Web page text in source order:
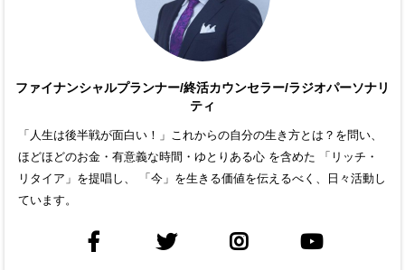
ファイナンシャルプランナー/終活カウンセラー/ラジオパーソナリ
ティ
「人生は後半戦が面白い！」これからの自分の生き方とは？を問い、
ほどほどのお金・有意義な時間・ゆとりある心 を含めた 「リッチ・
リタイア」を提唱し、 「今」を生きる価値を伝えるべく、日々活動し
ています。